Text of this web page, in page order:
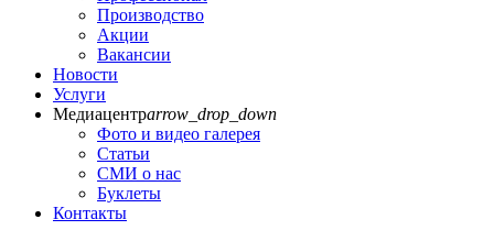
Производство
Акции
Вакансии
Новости
Услуги
Медиацентрarrow_drop_down
Фото и видео галерея
Статьи
СМИ о нас
Буклеты
Контакты